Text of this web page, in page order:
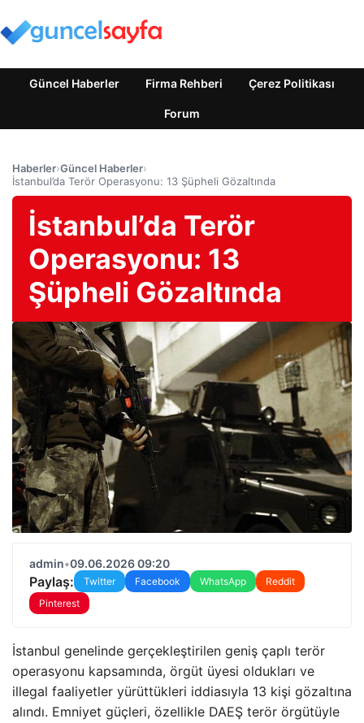
Güncel Haberler Firma Rehberi Çerez Politikası
Forum
Haberler›Güncel Haberler›
İstanbul’da Terör Operasyonu: 13 Şüpheli Gözaltında
İstanbul’da Terör
Operasyonu: 13
Şüpheli Gözaltında
admin•09.06.2026 09:20
Paylaş: Twitter Facebook WhatsApp
Reddit
Pinterest
İstanbul genelinde gerçekleştirilen geniş çaplı terör
operasyonu kapsamında, örgüt üyesi oldukları ve
illegal faaliyetler yürüttükleri iddiasıyla 13 kişi gözaltına
alındı. Emniyet güçleri, özellikle DAEŞ terör örgütüyle